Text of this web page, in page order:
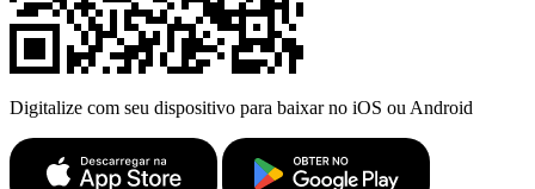
Digitalize com seu dispositivo para baixar no iOS ou Android